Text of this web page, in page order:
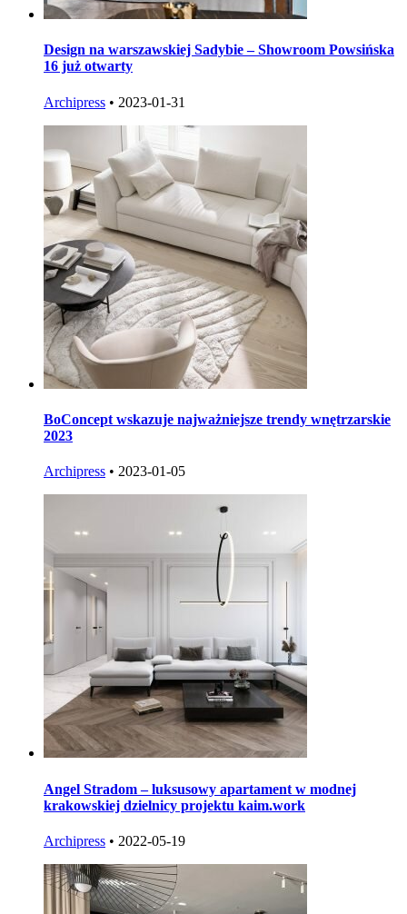
Design na warszawskiej Sadybie – Showroom Powsińska
16 już otwarty
Archipress • 2023-01-31
BoConcept wskazuje najważniejsze trendy wnętrzarskie
2023
Archipress • 2023-01-05
Angel Stradom – luksusowy apartament w modnej
krakowskiej dzielnicy projektu kaim.work
Archipress • 2022-05-19